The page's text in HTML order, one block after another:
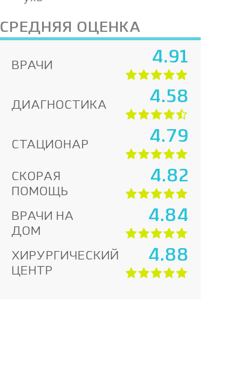
СРЕДНЯЯ ОЦЕНКА
ВРАЧИ 4.91
ДИАГНОСТИКА 4.58
СТАЦИОНАР 4.79
СКОРАЯ
ПОМОЩЬ
4.82
ВРАЧИ НА
ДОМ
4.84
ХИРУРГИЧЕСКИЙ
ЦЕНТР
4.88